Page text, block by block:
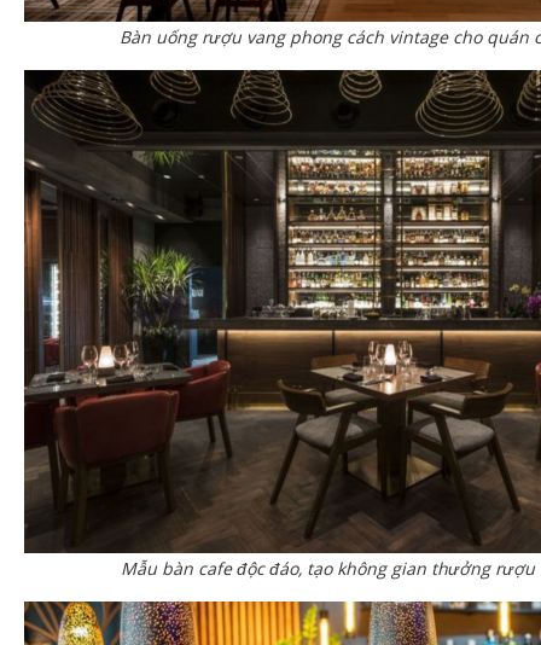
Bàn uống rượu vang phong cách vintage cho quán
Mẫu bàn cafe độc đáo, tạo không gian thưởng rượu